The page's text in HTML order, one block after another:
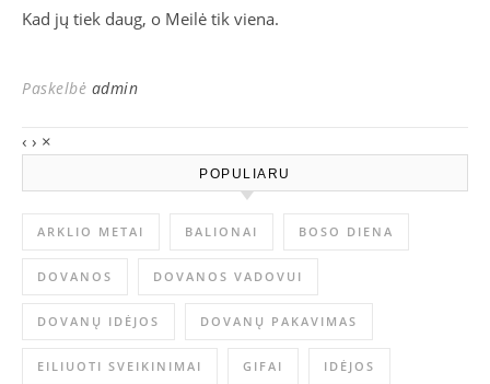
Kad jų tiek daug, o Meilė tik viena.
Paskelbė admin
‹ › ×
POPULIARU
ARKLIO METAI BALIONAI BOSO DIENA
DOVANOS DOVANOS VADOVUI
DOVANŲ IDĖJOS DOVANŲ PAKAVIMAS
EILIUOTI SVEIKINIMAI GIFAI IDĖJOS